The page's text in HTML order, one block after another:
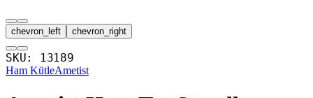
chevron_left chevron_right
SKU: 13189
Ham KütleAmetist